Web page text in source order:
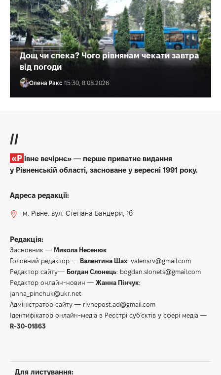
Дощ чи спека? Чого рівнянам чекати завтра
від погоди
Олена Ракс 15:30, 8.08.2026
//
«Рівне вечірнє» — перше приватне видання
у Рівненській області, засноване у вересні 1991 року.
Адреса редакції:
м. Рівне. вул. Степана Бандери, 1б
Редакція:
Засновник — Микола Несенюк
Головний редактор — Валентина Шах: valensrv@gmail.com
Редактор сайту— Богдан Слонець: bogdan.slonets@gmail.com
Редактор онлайн-новин — Жанна Пінчук:
janna_pinchuk@ukr.net
Адміністратор сайту — rivnepost.ad@gmail.com
Ідентифікатор онлайн-медіа в Реєстрі суб’єктів у сфері медіа —
R-30-01863
Для листування: